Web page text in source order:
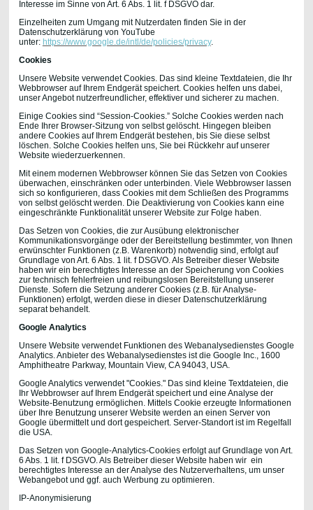
Interesse im Sinne von Art. 6 Abs. 1 lit. f DSGVO dar.
Einzelheiten zum Umgang mit Nutzerdaten finden Sie in der
Datenschutzerklärung von YouTube
unter: https://www.google.de/intl/de/policies/privacy.
Cookies
Unsere Website verwendet Cookies. Das sind kleine Textdateien, die Ihr
Webbrowser auf Ihrem Endgerät speichert. Cookies helfen uns dabei,
unser Angebot nutzerfreundlicher, effektiver und sicherer zu machen.
Einige Cookies sind “Session-Cookies.” Solche Cookies werden nach
Ende Ihrer Browser-Sitzung von selbst gelöscht. Hingegen bleiben
andere Cookies auf Ihrem Endgerät bestehen, bis Sie diese selbst
löschen. Solche Cookies helfen uns, Sie bei Rückkehr auf unserer
Website wiederzuerkennen.
Mit einem modernen Webbrowser können Sie das Setzen von Cookies
überwachen, einschränken oder unterbinden. Viele Webbrowser lassen
sich so konfigurieren, dass Cookies mit dem Schließen des Programms
von selbst gelöscht werden. Die Deaktivierung von Cookies kann eine
eingeschränkte Funktionalität unserer Website zur Folge haben.
Das Setzen von Cookies, die zur Ausübung elektronischer
Kommunikationsvorgänge oder der Bereitstellung bestimmter, von Ihnen
erwünschter Funktionen (z.B. Warenkorb) notwendig sind, erfolgt auf
Grundlage von Art. 6 Abs. 1 lit. f DSGVO. Als Betreiber dieser Website
haben wir ein berechtigtes Interesse an der Speicherung von Cookies
zur technisch fehlerfreien und reibungslosen Bereitstellung unserer
Dienste. Sofern die Setzung anderer Cookies (z.B. für Analyse-
Funktionen) erfolgt, werden diese in dieser Datenschutzerklärung
separat behandelt.
Google Analytics
Unsere Website verwendet Funktionen des Webanalysedienstes Google
Analytics. Anbieter des Webanalysedienstes ist die Google Inc., 1600
Amphitheatre Parkway, Mountain View, CA 94043, USA.
Google Analytics verwendet "Cookies." Das sind kleine Textdateien, die
Ihr Webbrowser auf Ihrem Endgerät speichert und eine Analyse der
Website-Benutzung ermöglichen. Mittels Cookie erzeugte Informationen
über Ihre Benutzung unserer Website werden an einen Server von
Google übermittelt und dort gespeichert. Server-Standort ist im Regelfall
die USA.
Das Setzen von Google-Analytics-Cookies erfolgt auf Grundlage von Art.
6 Abs. 1 lit. f DSGVO. Als Betreiber dieser Website haben wir ein
berechtigtes Interesse an der Analyse des Nutzerverhaltens, um unser
Webangebot und ggf. auch Werbung zu optimieren.
IP-Anonymisierung